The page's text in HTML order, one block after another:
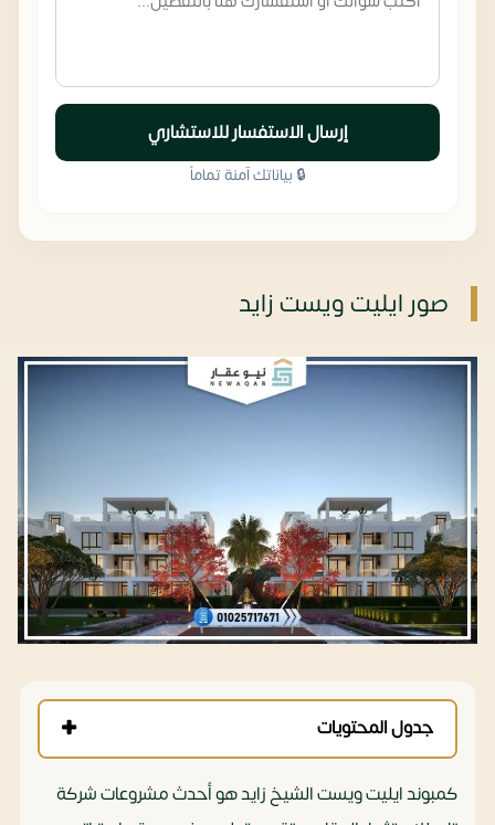
إرسال الاستفسار للاستشاري
🔒 بياناتك آمنة تماماً
صور ايليت ويست زايد
جدول المحتويات
كمبوند ايليت ويست الشيخ زايد هو أحدث مشروعات شركة